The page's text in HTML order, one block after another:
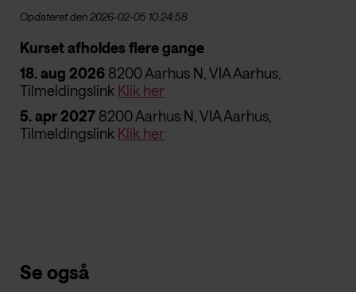
Opdateret den 2026-02-05 10:24:58
Kurset afholdes flere gange
18. aug 2026 8200 Aarhus N, VIA Aarhus,
Tilmeldingslink Klik her
5. apr 2027 8200 Aarhus N, VIA Aarhus,
Tilmeldingslink Klik her
Se også